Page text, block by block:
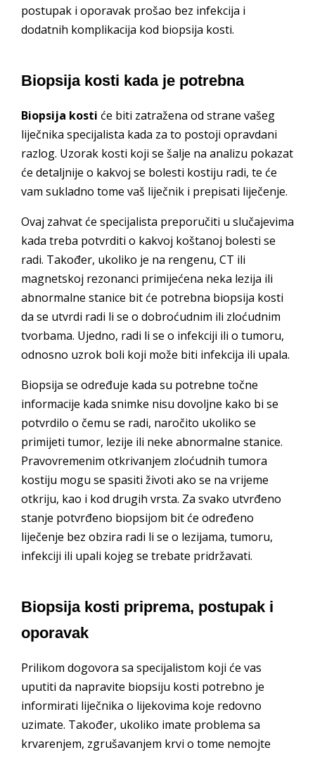
postupak i oporavak prošao bez infekcija i
dodatnih komplikacija kod biopsija kosti.
Biopsija kosti kada je potrebna
Biopsija kosti će biti zatražena od strane vašeg
liječnika specijalista kada za to postoji opravdani
razlog. Uzorak kosti koji se šalje na analizu pokazat
će detaljnije o kakvoj se bolesti kostiju radi, te će
vam sukladno tome vaš liječnik i prepisati liječenje.
Ovaj zahvat će specijalista preporučiti u slučajevima
kada treba potvrditi o kakvoj koštanoj bolesti se
radi. Također, ukoliko je na rengenu, CT ili
magnetskoj rezonanci primijećena neka lezija ili
abnormalne stanice bit će potrebna biopsija kosti
da se utvrdi radi li se o dobroćudnim ili zloćudnim
tvorbama. Ujedno, radi li se o infekciji ili o tumoru,
odnosno uzrok boli koji može biti infekcija ili upala.
Biopsija se određuje kada su potrebne točne
informacije kada snimke nisu dovoljne kako bi se
potvrdilo o čemu se radi, naročito ukoliko se
primijeti tumor, lezije ili neke abnormalne stanice.
Pravovremenim otkrivanjem zloćudnih tumora
kostiju mogu se spasiti životi ako se na vrijeme
otkriju, kao i kod drugih vrsta. Za svako utvrđeno
stanje potvrđeno biopsijom bit će određeno
liječenje bez obzira radi li se o lezijama, tumoru,
infekciji ili upali kojeg se trebate pridržavati.
Biopsija kosti priprema, postupak i
oporavak
Prilikom dogovora sa specijalistom koji će vas
uputiti da napravite biopsiju kosti potrebno je
informirati liječnika o lijekovima koje redovno
uzimate. Također, ukoliko imate problema sa
krvarenjem, zgrušavanjem krvi o tome nemojte